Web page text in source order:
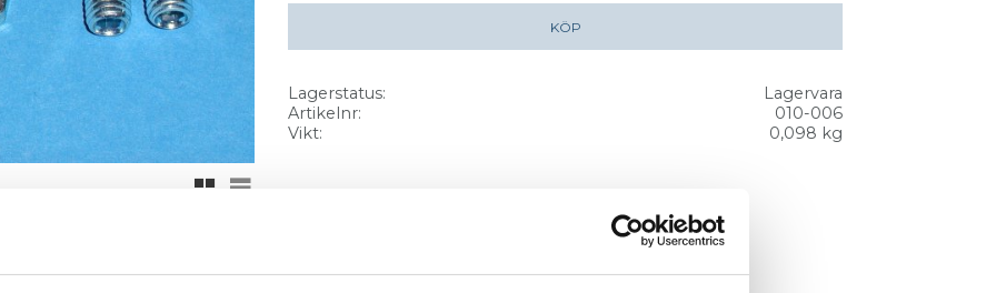
Rutnätsvy
Listvy
KÖP
Lagerstatus
Lagervara
Artikelnr
010-006
Vikt
0,098 kg